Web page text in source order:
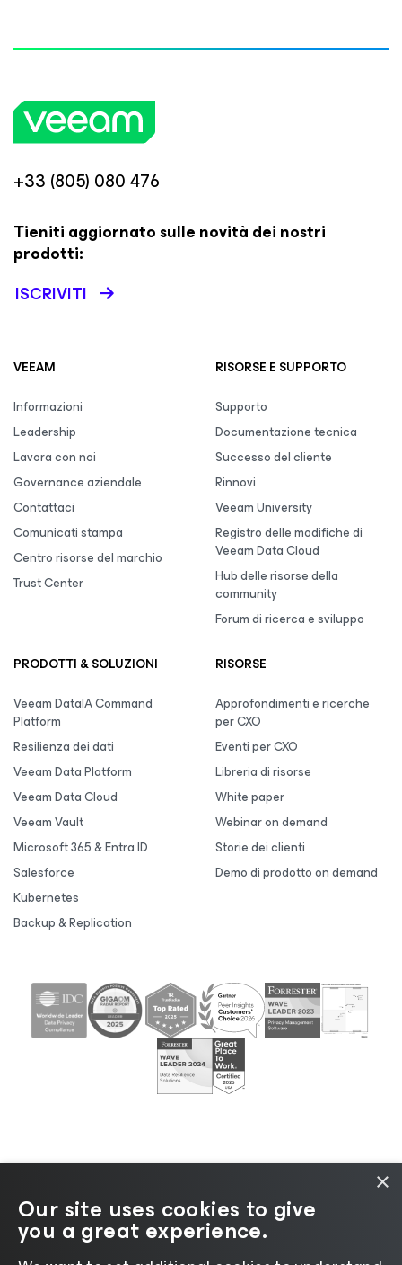
+33 (805) 080 476
Tieniti aggiornato sulle novità dei nostri
prodotti:
ISCRIVITI
VEEAM
Informazioni
Leadership
Lavora con noi
Governance aziendale
Contattaci
Comunicati stampa
Centro risorse del marchio
Trust Center
RISORSE E SUPPORTO
Supporto
Documentazione tecnica
Successo del cliente
Rinnovi
Veeam University
Registro delle modifiche di
Veeam Data Cloud
Hub delle risorse della
community
Forum di ricerca e sviluppo
PRODOTTI & SOLUZIONI
Veeam DataIA Command
Platform
Resilienza dei dati
Veeam Data Platform
Veeam Data Cloud
Veeam Vault
Microsoft 365 & Entra ID
Salesforce
Kubernetes
Backup & Replication
RISORSE
Approfondimenti e ricerche
per CXO
Eventi per CXO
Libreria di risorse
White paper
Webinar on demand
Storie dei clienti
Demo di prodotto on demand
Informativa sulla privacy
|Informativa sui cookie|Informazioni legali
di licenza|Risorse del fornitore
×
Our site uses cookies to give
you a great experience.